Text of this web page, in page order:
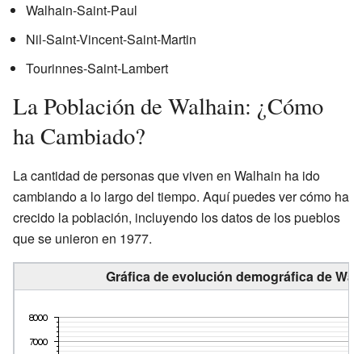
Walhain-Saint-Paul
Nil-Saint-Vincent-Saint-Martin
Tourinnes-Saint-Lambert
La Población de Walhain: ¿Cómo
ha Cambiado?
La cantidad de personas que viven en Walhain ha ido
cambiando a lo largo del tiempo. Aquí puedes ver cómo ha
crecido la población, incluyendo los datos de los pueblos
que se unieron en 1977.
Gráfica de evolución demográfica de